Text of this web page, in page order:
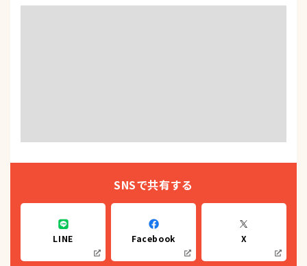
SNSで共有する
LINE Facebook X